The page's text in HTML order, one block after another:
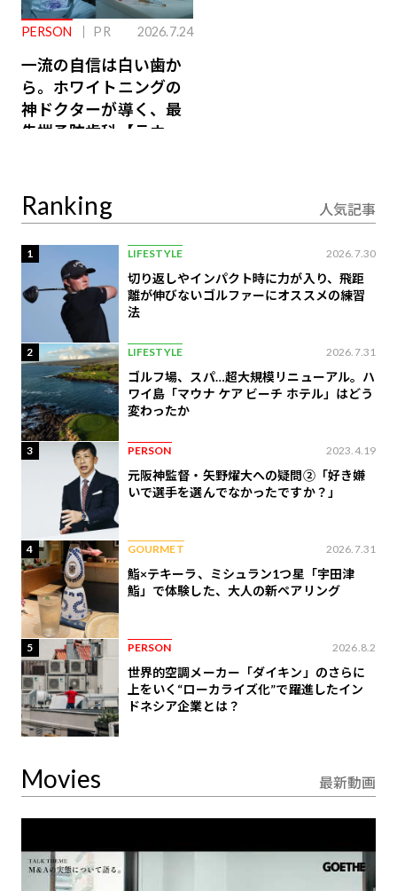
PERSON PR 2026.7.24
一流の自信は白い歯か
ら。ホワイトニングの
神ドクターが導く、最
先端予防歯科【ラウン
Ranking 人気記事
1 LIFESTYLE 2026.7.30
切り返しやインパクト時に力が入り、飛距
離が伸びないゴルファーにオススメの練習
法
2 LIFESTYLE 2026.7.31
ゴルフ場、スパ…超大規模リニューアル。ハ
ワイ島「マウナ ケア ビーチ ホテル」はどう
変わったか
3 PERSON 2023.4.19
元阪神監督・矢野燿大への疑問②「好き嫌
いで選手を選んでなかったですか？」
4 GOURMET 2026.7.31
鮨×テキーラ、ミシュラン1つ星「宇田津
鮨」で体験した、大人の新ペアリング
5 PERSON 2026.8.2
世界的空調メーカー「ダイキン」のさらに
上をいく“ローカライズ化”で躍進したイン
ドネシア企業とは？
Movies 最新動画